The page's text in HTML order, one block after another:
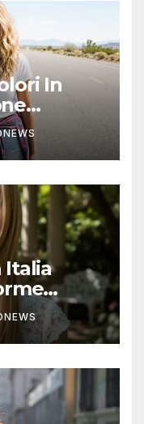
In
e libertà
Italia
mi